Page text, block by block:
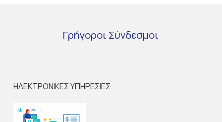
Γρήγοροι Σύνδεσμοι
ΗΛΕΚΤΡΟΝΙΚΕΣ ΥΠΗΡΕΣΙΕΣ